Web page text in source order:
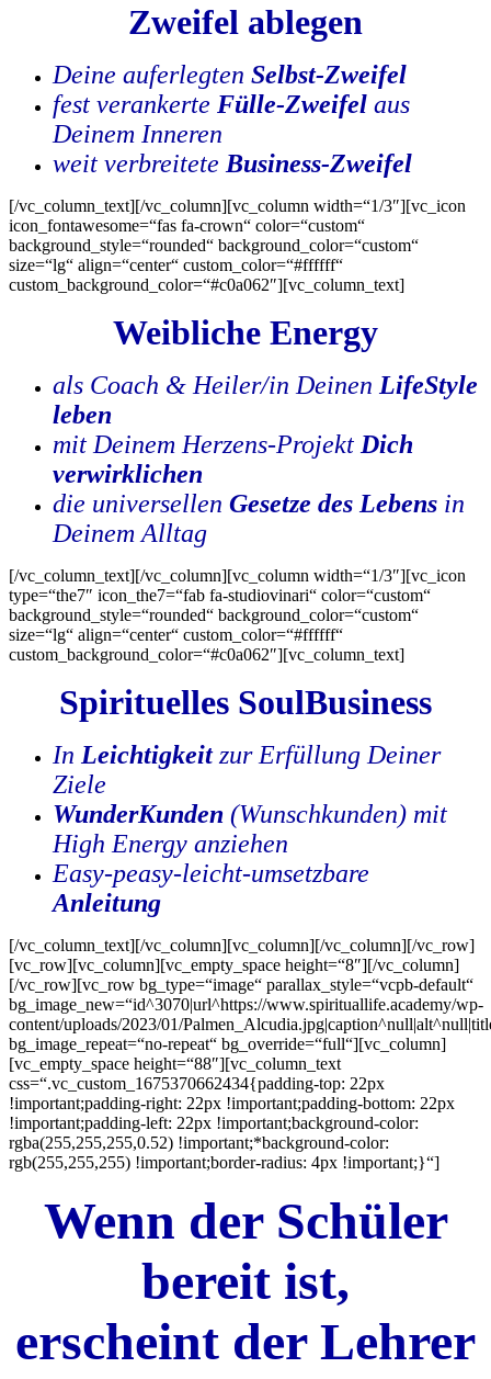
Zweifel ablegen
Deine auferlegten Selbst-Zweifel
fest verankerte Fülle-Zweifel aus
Deinem Inneren
weit verbreitete Business-Zweifel
[/vc_column_text][/vc_column][vc_column width=“1/3″][vc_icon
icon_fontawesome=“fas fa-crown“ color=“custom“
background_style=“rounded“ background_color=“custom“
size=“lg“ align=“center“ custom_color=“#ffffff“
custom_background_color=“#c0a062″][vc_column_text]
Weibliche Energy
als Coach & Heiler/in Deinen LifeStyle
leben
mit Deinem Herzens-Projekt Dich
verwirklichen
die universellen Gesetze des Lebens in
Deinem Alltag
[/vc_column_text][/vc_column][vc_column width=“1/3″][vc_icon
type=“the7″ icon_the7=“fab fa-studiovinari“ color=“custom“
background_style=“rounded“ background_color=“custom“
size=“lg“ align=“center“ custom_color=“#ffffff“
custom_background_color=“#c0a062″][vc_column_text]
Spirituelles SoulBusiness
In Leichtigkeitzur Erfüllung Deiner
Ziele
WunderKunden (Wunschkunden) mit
High Energy anziehen
Easy-peasy-leicht-umsetzbare
Anleitung
[/vc_column_text][/vc_column][vc_column][/vc_column][/vc_row]
[vc_row][vc_column][vc_empty_space height=“8″][/vc_column]
[/vc_row][vc_row bg_type=“image“ parallax_style=“vcpb-default“
bg_image_new=“id^3070|url^https://www.spirituallife.academy/wp-
content/uploads/2023/01/
bg_image_repeat=“no-repeat“ bg_override=“full“][vc_column]
[vc_empty_space height=“88″][vc_column_text
css=“.vc_custom_1675370662434{padding-top: 22px
!important;padding-right: 22px !important;padding-bottom: 22px
!important;padding-left: 22px !important;background-color:
rgba(255,255,255,0.52) !important;*background-color:
rgb(255,255,255) !important;border-radius: 4px !important;}“]
Wenn der Schüler
bereit ist,
erscheint der Lehrer